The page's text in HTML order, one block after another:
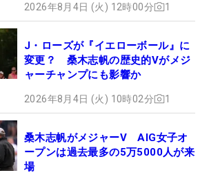
2026年8月4日 (火) 12時00分 1
J・ローズが『イエローボール』に
変更？ 桑木志帆の歴史的Vがメジ
ャーチャンプにも影響か
2026年8月4日 (火) 10時02分 1
桑木志帆がメジャーV AIG女子オ
ープンは過去最多の5万5000人が来
場